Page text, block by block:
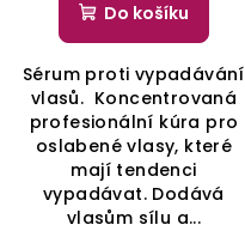
Do košíku
Sérum proti vypadávání
vlasů. Koncentrovaná
profesionální kúra pro
oslabené vlasy, které
mají tendenci
vypadávat. Dodává
vlasům sílu a...